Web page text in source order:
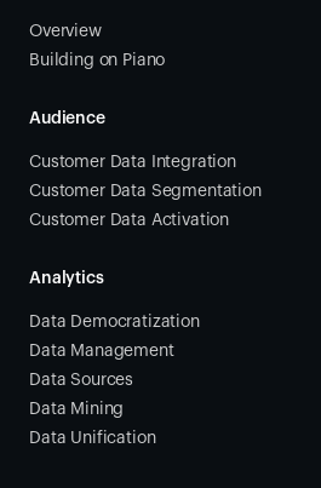
Overview
Building on Piano
Audience
Customer Data Integration
Customer Data Segmentation
Customer Data Activation
Analytics
Data Democratization
Data Management
Data Sources
Data Mining
Data Unification